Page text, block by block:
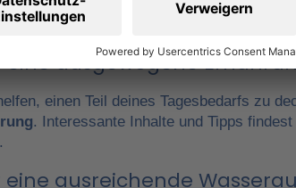
auf eine ausreichende Zufuhr
den veränderten Bedarf zu
eine ausgewogene
einen Teil deines Tagesbedarfs zu
. Interessante Inhalte und Tipps
.
eine ausreichende